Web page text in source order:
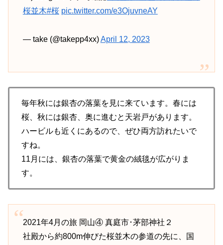
桜並木#桜 pic.twitter.com/e3OjuvneAY
— take (@takepp4xx)April 12, 2023
毎年秋には銀杏の落葉を見に来ています。春には
桜、秋には銀杏、奥に進むと天岩戸があります。
ハービルも近くにあるので、ぜひ両方訪れたいで
すね。
11月には、銀杏の落葉で黄金の絨毯が広がりま
す。
2021年4月の旅 岡山④ 真庭市･茅部神社２
社殿から約800m伸びた桜並木の参道の先に、国